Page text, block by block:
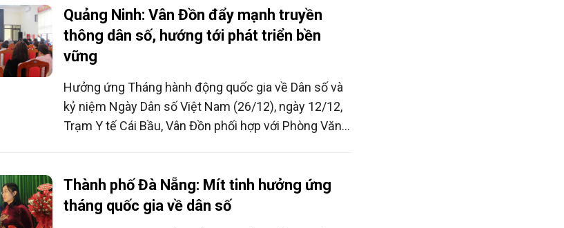
đoạn mới.
Quảng Ninh: Vân Đồn đẩy mạnh truyền
thông dân số, hướng tới phát triển bền
vững
Hưởng ứng Tháng hành động quốc gia về Dân số và
kỷ niệm Ngày Dân số Việt Nam (26/12), ngày 12/12,
Trạm Y tế Cái Bầu, Vân Đồn phối hợp với Phòng Văn
của các cấp, các ngành và người dân trong việc triển
khai hiệu quả chính sách dân số trong giai đoạn mới.
Thành phố Đà Nẵng: Mít tinh hưởng ứng
tháng quốc gia về dân số